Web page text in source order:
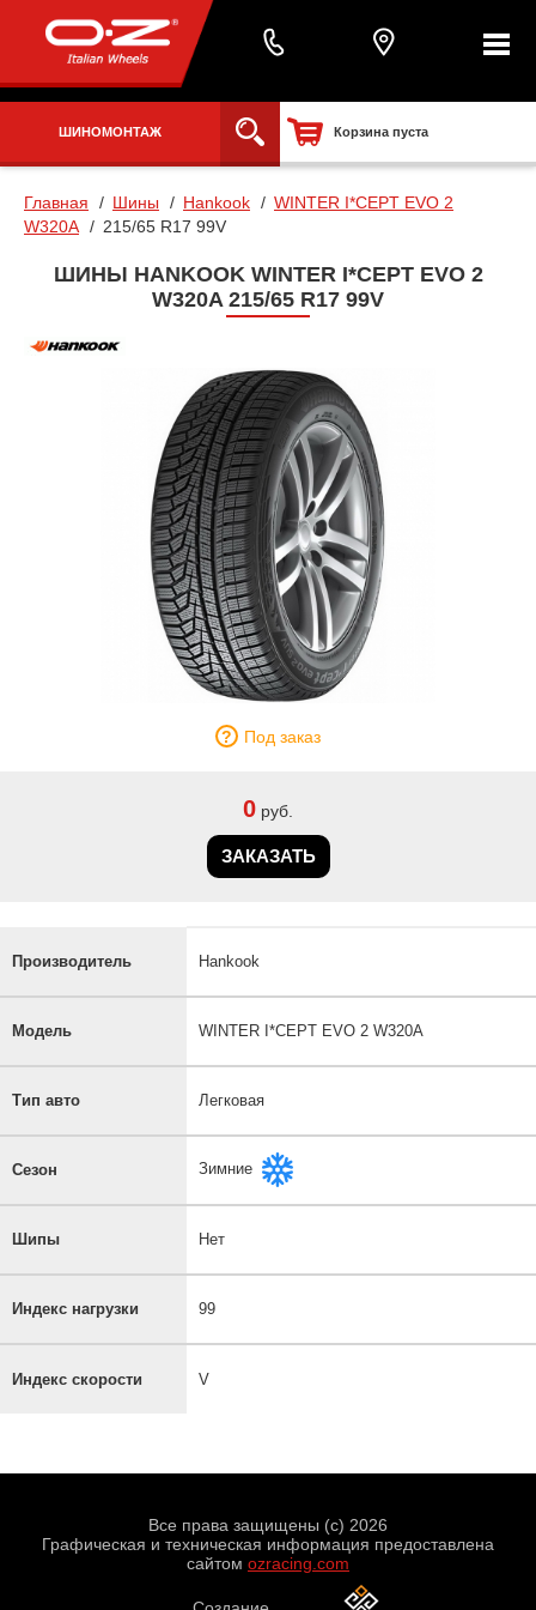
ШИНОМОНТАЖ Корзина пуста
Главная Шины Hankook
WINTER I*CEPT EVO 2
W320A
215/65 R17 99V
ШИНЫ HANKOOK WINTER I*CEPT EVO 2
W320A 215/65 R17 99V
Под заказ
0 руб.
ЗАКАЗАТЬ
Производитель Hankook
Модель WINTER I*CEPT EVO 2 W320A
Тип авто Легковая
Сезон Зимние
Шипы Нет
Индекс нагрузки 99
Индекс скорости V
Все права защищены (с) 2026
Графическая и техническая информация предоставлена
сайтом ozracing.com